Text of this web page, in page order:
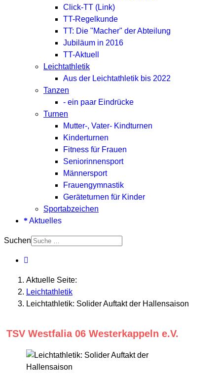
Click-TT (Link)
TT-Regelkunde
TT: Die "Macher" der Abteilung
Jubiläum in 2016
TT-Aktuell
Leichtathletik
Aus der Leichtathletik bis 2022
Tanzen
- ein paar Eindrücke
Turnen
Mutter-, Vater- Kindturnen
Kinderturnen
Fitness für Frauen
Seniorinnensport
Männersport
Frauengymnastik
Geräteturnen für Kinder
Sportabzeichen
Aktuelles
Suchen
Aktuelle Seite:
Leichtathletik
Leichtathletik: Solider Auftakt der Hallensaison
TSV Westfalia 06 Westerkappeln e.V.